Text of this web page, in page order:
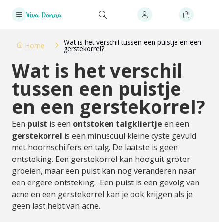
Home Wat is het verschil tussen een puistje en een
gerstekorrel?
Wat is het verschil
tussen een puistje
en een gerstekorrel?
Een puist is een ontstoken talgkliertje en een
gerstekorrel is een minuscuul kleine cyste gevuld
met hoornschilfers en talg. De laatste is geen
ontsteking. Een gerstekorrel kan hooguit groter
groeien, maar een puist kan nog veranderen naar
een ergere ontsteking. Een puist is een gevolg van
acne en een gerstekorrel kan je ook krijgen als je
geen last hebt van acne.